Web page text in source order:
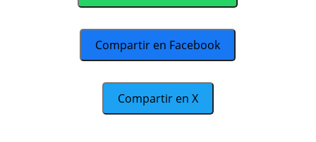
Compartir en Facebook
Compartir en X